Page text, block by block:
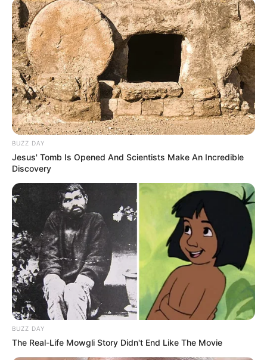
Kategóriák
Friss hírek
Művészek
Természet
Történetek
Világ
Információ
Adatvédelmi irányelvek
Általános Szerződési Feltételek
Rólunk
Test Page
BUZZ DAY
Jesus' Tomb Is Opened And Scientists Make An Incredible
Discovery
BUZZ DAY
The Real-Life Mowgli Story Didn't End Like The Movie